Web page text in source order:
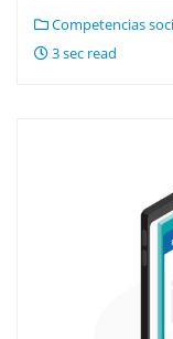
Competencias
3 sec read